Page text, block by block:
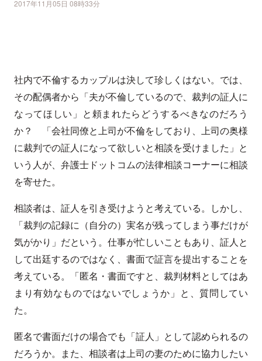
2017年11月05日 08時33分
社内で不倫するカップルは決して珍しくはない。では、
その配偶者から「夫が不倫しているので、裁判の証人に
なってほしい」と頼まれたらどうするべきなのだろう
か？ 「会社同僚と上司が不倫をしており、上司の奥様
に裁判での証人になって欲しいと相談を受けました」と
いう人が、弁護士ドットコムの法律相談コーナーに相談
を寄せた。
相談者は、証人を引き受けようと考えている。しかし、
「裁判の記録に（自分の）実名が残ってしまう事だけが
気がかり」だという。仕事が忙しいこともあり、証人と
して出廷するのではなく、書面で証言を提出することを
考えている。「匿名・書面ですと、裁判材料としてはあ
まり有効なものではないでしょうか」と、質問してい
た。
匿名で書面だけの場合でも「証人」として認められるの
だろうか。また、相談者は上司の妻のために協力したい